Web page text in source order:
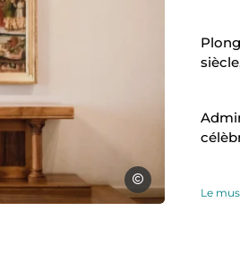
Le
Julie Vandal